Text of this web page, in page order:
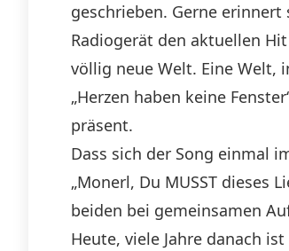
geschrieben. Gerne
Radiogerät den aktuellen
völlig neue Welt. Eine Welt,
„Herzen haben keine
präsent.
Dass sich der Song einmal
„Monerl, Du MUSST dieses
beiden bei gemeinsamen
Heute, viele Jahre danach